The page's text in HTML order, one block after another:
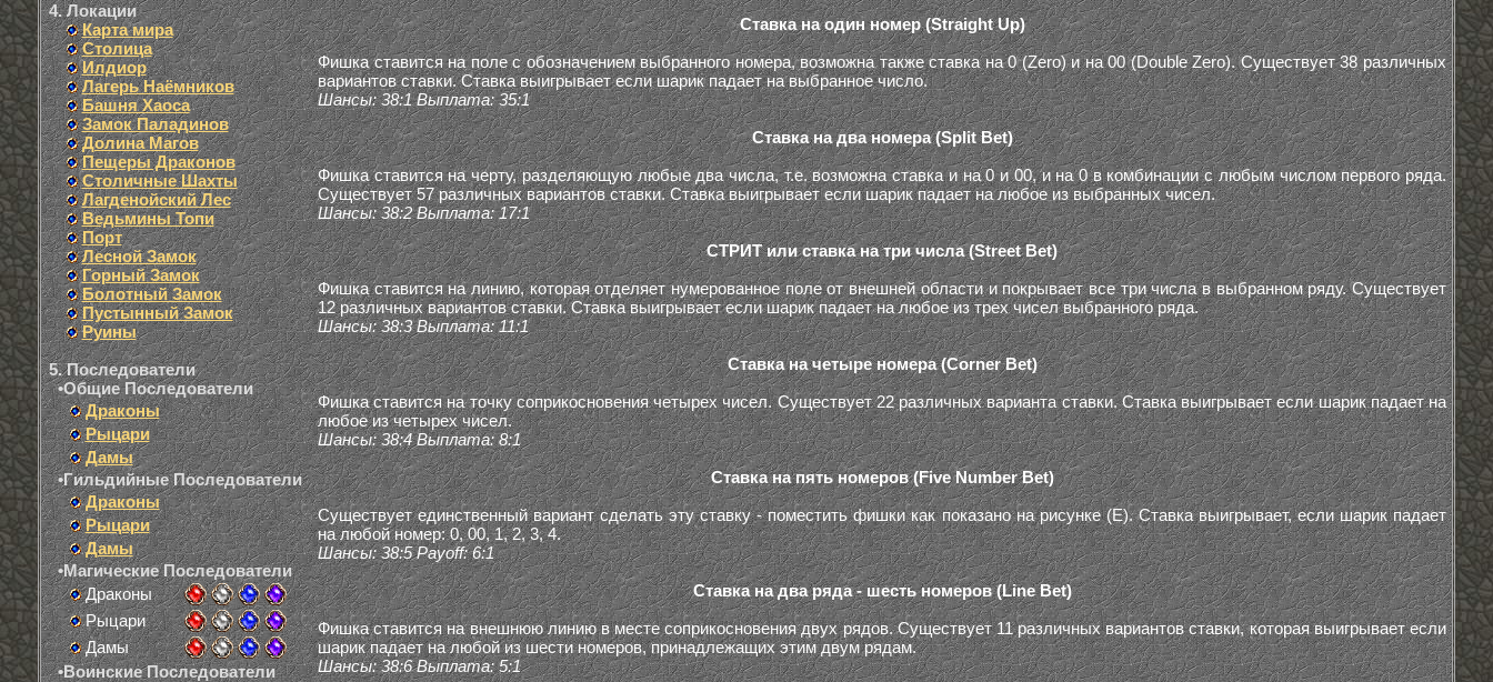
4. Локации
Карта мира
Столица
Илдиор
Лагерь Наёмников
Башня Хаоса
Замок Паладинов
Долина Магов
Пещеры Драконов
Столичные Шахты
Лагденойский Лес
Ведьмины Топи
Порт
Лесной Замок
Горный Замок
Болотный Замок
Пустынный Замок
Руины
5. Последователи
•Общие Последователи
Драконы
Рыцари
Дамы
•Гильдийные Последователи
Драконы
Рыцари
Дамы
•Магические Последователи
Драконы
Рыцари
Дамы
•Воинские Последователи
Ставка на один номер (Straight Up)
Фишка ставится на поле с обозначением выбранного номера, возможна также ставка на 0 (Zero) и на 00 (Double Zero). Существует 38 различных
вариантов ставки. Ставка выигрывает если шарик падает на выбранное число.
Шансы: 38:1 Выплата: 35:1
Ставка на два номера (Split Bet)
Фишка ставится на черту, разделяющую любые два числа, т.е. возможна ставка и на 0 и 00, и на 0 в комбинации с любым числом первого ряда.
Существует 57 различных вариантов ставки. Ставка выигрывает если шарик падает на любое из выбранных чисел.
Шансы: 38:2 Выплата: 17:1
СТРИТ или ставка на три числа (Street Bet)
Фишка ставится на линию, которая отделяет нумерованное поле от внешней области и покрывает все три числа в выбранном ряду. Существует
12 различных вариантов ставки. Ставка выигрывает если шарик падает на любое из трех чисел выбранного ряда.
Шансы: 38:3 Выплата: 11:1
Ставка на четыре номера (Corner Bet)
Фишка ставится на точку соприкосновения четырех чисел. Существует 22 различных варианта ставки. Ставка выигрывает если шарик падает на
любое из четырех чисел.
Шансы: 38:4 Выплата: 8:1
Ставка на пять номеров (Five Number Bet)
Существует единственный вариант сделать эту ставку - поместить фишки как показано на рисунке (E). Ставка выигрывает, если шарик падает
на любой номер: 0, 00, 1, 2, 3, 4.
Шансы: 38:5 Payoff: 6:1
Ставка на два ряда - шесть номеров (Line Bet)
Фишка ставится на внешнюю линию в месте соприкосновения двух рядов. Существует 11 различных вариантов ставки, которая выигрывает если
шарик падает на любой из шести номеров, принадлежащих этим двум рядам.
Шансы: 38:6 Выплата: 5:1